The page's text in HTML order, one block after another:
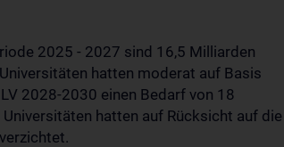
2025 - 2027 sind 16,5 Milliarden
hatten moderat auf Basis
2028-2030 einen Bedarf von 18
hatten auf Rücksicht auf die